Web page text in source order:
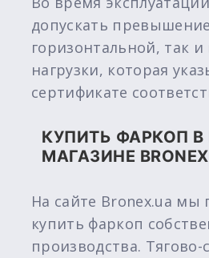
допускать
горизонтальной, так
нагрузки, которая
сертификате
КУПИТЬ ФАРКОП В
МАГАЗИНЕ
На сайте Bronex.ua мы
купить фаркоп
производства.